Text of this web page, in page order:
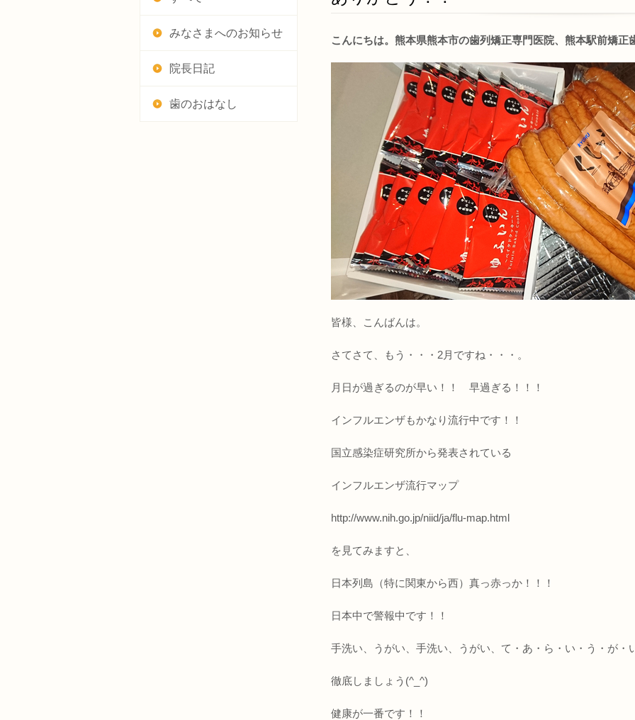
みなさまへのお知らせ
院長日記
歯のおはなし
こんにちは。熊本県熊本市の歯列矯正専門医院、熊本駅前矯正
皆様、こんばんは。
さてさて、もう・・・2月ですね・・・。
月日が過ぎるのが早い！！ 早過ぎる！！！
インフルエンザもかなり流行中です！！
国立感染症研究所から発表されている
インフルエンザ流行マップ
http://www.nih.go.jp/niid/ja/flu-map.html
を見てみますと、
日本列島（特に関東から西）真っ赤っか！！！
日本中で警報中です！！
手洗い、うがい、手洗い、うがい、て・あ・ら・い・う・が・
徹底しましょう(^_^)
健康が一番です！！